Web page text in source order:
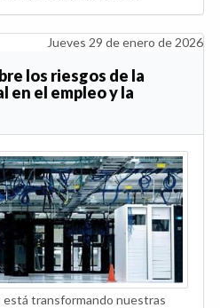
Jueves 29 de enero de 2026
los riesgos de la
el empleo y la
transformando nuestras